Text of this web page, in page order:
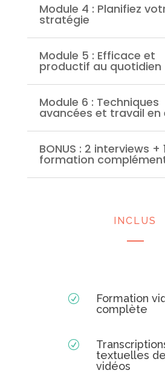
Module 4 : Planifiez
stratégie
Module 5 : Efficace et
productif au quotidien
Module 6 : Techniques
avancées et travail en
BONUS : 2 interviews + 1
formation
INCLUS
R
Formation
complète
R
textuelles
vidéos